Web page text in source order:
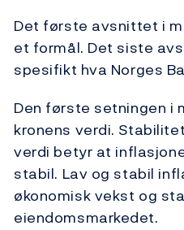
Det første avsnittet i
et formål. Det siste
spesifikt hva Norges
Den første setningen i
kronens verdi.
verdi betyr at
stabil. Lav og stabil
økonomisk vekst og
eiendomsmarkedet.